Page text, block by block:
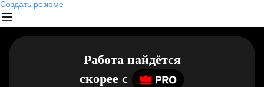
Создать резюме
Работа найдётся
скорее c